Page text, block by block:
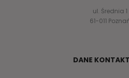
ul. Średnia 1
61-011
DANE